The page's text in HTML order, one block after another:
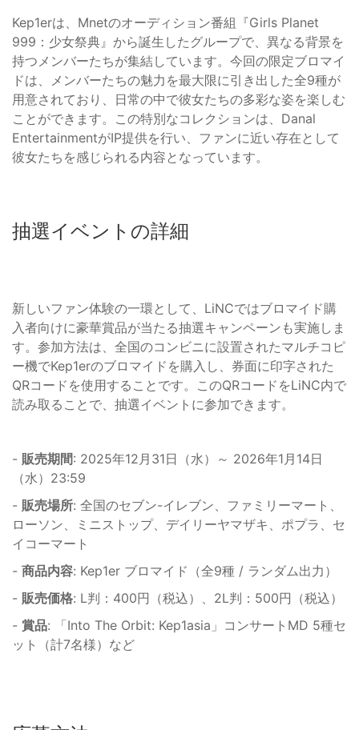
Kep1erは、Mnetのオーディション番組『Girls Planet
999：少女祭典』から誕生したグループで、異なる背景を
持つメンバーたちが集結しています。今回の限定ブロマイ
ドは、メンバーたちの魅力を最大限に引き出した全9種が
用意されており、日常の中で彼女たちの多彩な姿を楽しむ
ことができます。この特別なコレクションは、Danal
EntertainmentがIP提供を行い、ファンに近い存在として
彼女たちを感じられる内容となっています。
抽選イベントの詳細
新しいファン体験の一環として、LiNCではブロマイド購
入者向けに豪華賞品が当たる抽選キャンペーンも実施しま
す。参加方法は、全国のコンビニに設置されたマルチコピ
ー機でKep1erのブロマイドを購入し、券面に印字された
QRコードを使用することです。このQRコードをLiNC内で
読み取ることで、抽選イベントに参加できます。
- 販売期間: 2025年12月31日（水）～ 2026年1月14日
（水）23:59
- 販売場所: 全国のセブン-イレブン、ファミリーマート、
ローソン、ミニストップ、デイリーヤマザキ、ポプラ、セ
イコーマート
- 商品内容: Kep1er ブロマイド（全9種 / ランダム出力）
- 販売価格: L判：400円（税込）、2L判：500円（税込）
- 賞品: 「Into The Orbit: Kep1asia」コンサートMD 5種セ
ット（計7名様）など